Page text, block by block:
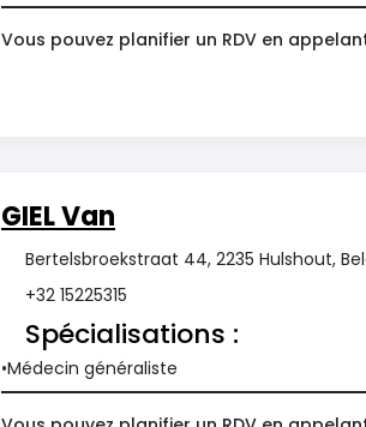
Vous pouvez planifier un RDV en
GIEL Van
Bertelsbroekstraat 44, 2235 Hulshout,
+32 15225315
Spécialisations :
Médecin généraliste